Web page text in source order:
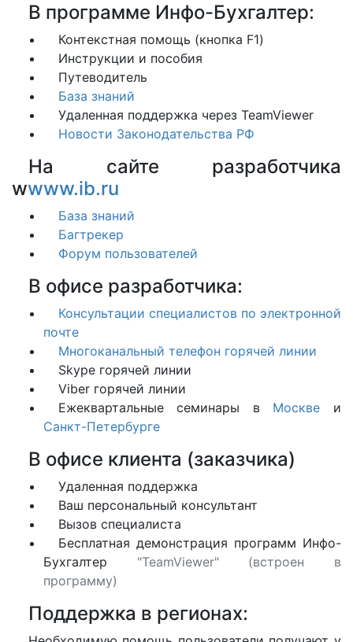
В программе Инфо-Бухгалтер:
Контекстная помощь (кнопка F1)
Инструкции и пособия
Путеводитель
База знаний
Удаленная поддержка через TeamViewer
Новости Законодательства РФ
На сайте разработчика
wwww.ib.ru
База знаний
Багтрекер
Форум пользователей
В офисе разработчика:
Консультации специалистов по электронной
почте
Многоканальный телефон горячей линии
Skype горячей линии
Viber горячей линии
Ежеквартальные семинары в Москве и
Санкт-Петербурге
В офисе клиента (заказчика)
Удаленная поддержка
Ваш персональный консультант
Вызов специалиста
Бесплатная демонстрация программ Инфо-
Бухгалтер "TeamViewer" (встроен в
программу)
Поддержка в регионах: